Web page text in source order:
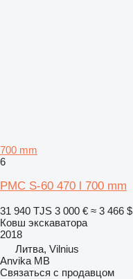
700 mm
6
PMC S-60 470 l 700 mm
31 940 TJS 3 000 € ≈ 3 466 $
Ковш экскаватора
2018
Литва, Vilnius
Anvika MB
Связаться с продавцом